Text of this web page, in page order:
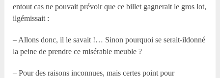
entout cas ne pouvait prévoir que ce billet gagnerait le gros lot,
ilgémissait :
– Allons donc, il le savait !… Sinon pourquoi se serait-ildonné
la peine de prendre ce misérable meuble ?
– Pour des raisons inconnues, mais certes point pour